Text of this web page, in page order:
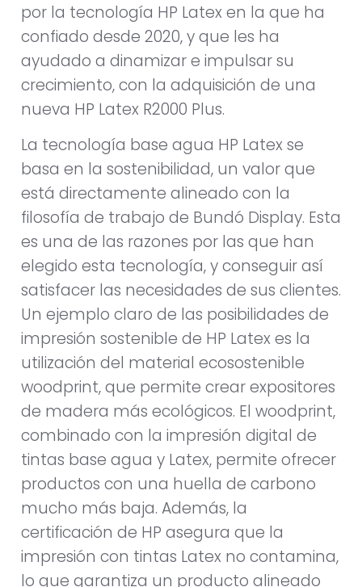
por la tecnología HP Latex en la que ha
confiado desde 2020, y que les ha
ayudado a dinamizar e impulsar su
crecimiento, con la adquisición de una
nueva HP Latex R2000 Plus.
La tecnología base agua HP Latex se
basa en la sostenibilidad, un valor que
está directamente alineado con la
filosofía de trabajo de Bundó Display. Esta
es una de las razones por las que han
elegido esta tecnología, y conseguir así
satisfacer las necesidades de sus clientes.
Un ejemplo claro de las posibilidades de
impresión sostenible de HP Latex es la
utilización del material ecosostenible
woodprint, que permite crear expositores
de madera más ecológicos. El woodprint,
combinado con la impresión digital de
tintas base agua y Latex, permite ofrecer
productos con una huella de carbono
mucho más baja. Además, la
certificación de HP asegura que la
impresión con tintas Latex no contamina,
lo que garantiza un producto alineado